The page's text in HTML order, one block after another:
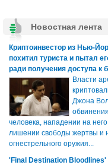
Новостная лента
Криптоинвестор из Нью-
похитил туриста и пытал
ради получения доступа к
Власти
Джона
человека, нападении на
лишении свободы жертвы и
огнестрельного оружия...
'Final Destination